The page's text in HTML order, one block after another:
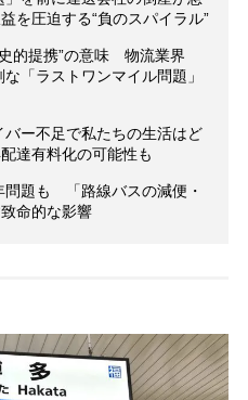
を圧迫する“負のスパイラル”
的提携”の意味 物流業界
「ラストワンマイル問題」
バー不足で私たちの生活はど
達有料化の可能性も
問題も 「路線バスの減便・
命的な影響